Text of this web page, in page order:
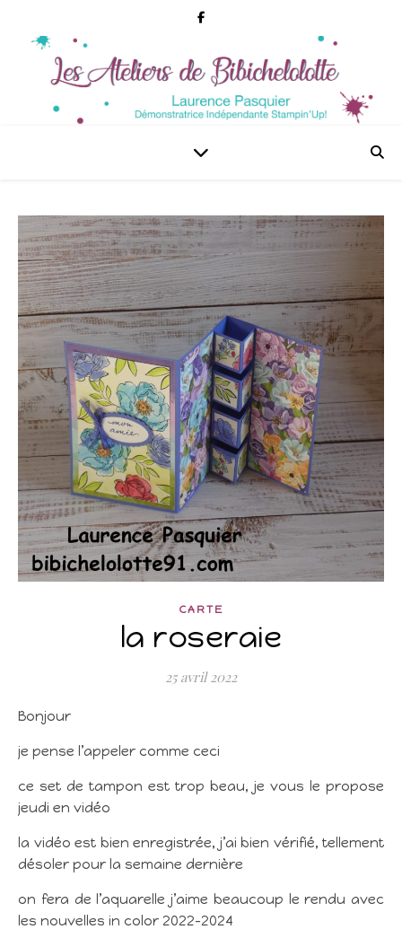
CARTE
la roseraie
25 avril 2022
Bonjour
je pense l’appeler comme ceci
ce set de tampon est trop beau, je vous le propose
jeudi en vidéo
la vidéo est bien enregistrée, j’ai bien vérifié, tellement
désoler pour la semaine dernière
on fera de l’aquarelle j’aime beaucoup le rendu avec
les nouvelles in color 2022-2024